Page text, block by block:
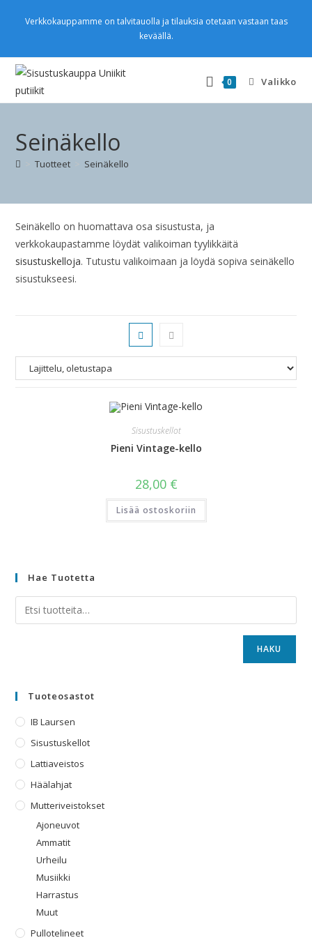
Verkkokauppamme on talvitauolla ja tilauksia otetaan vastaan taas
keväällä.
0 Valikko
Seinäkello
Tuotteet Seinäkello
Seinäkello on huomattava osa sisustusta, ja
verkkokaupastamme löydät valikoiman tyylikkäitä
sisustuskelloja. Tutustu valikoimaan ja löydä sopiva seinäkello
sisustukseesi.
Sisustuskellot
Pieni Vintage-kello
28,00 €
Lisää ostoskoriin
Hae Tuotetta
HAKU
Tuoteosastot
IB Laursen
Sisustuskellot
Lattiaveistos
Häälahjat
Mutteriveistokset
Ajoneuvot
Ammatit
Urheilu
Musiikki
Harrastus
Muut
Pullotelineet